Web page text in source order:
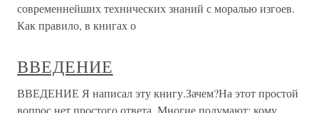
современнейших технических знаний с моралью изгоев.
Как правило, в книгах о
ВВЕДЕНИЕ
ВВЕДЕНИЕ Я написал эту книгу.Зачем?На этот простой